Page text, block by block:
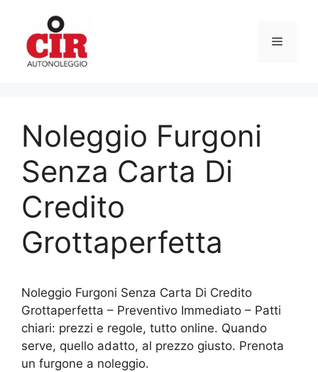
contenuto
Menu
Noleggio Furgoni
Senza Carta Di
Credito
Grottaperfetta
Noleggio Furgoni Senza Carta Di Credito
Grottaperfetta – Preventivo Immediato – Patti
chiari: prezzi e regole, tutto online. Quando
serve, quello adatto, al prezzo giusto. Prenota
un furgone a noleggio.